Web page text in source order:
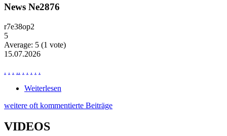
News Ne2876
r7e38op2
5
Average: 5 (1 vote)
15.07.2026
. . . .. . . . . .
Weiterlesen
weitere oft kommentierte Beiträge
VIDEOS